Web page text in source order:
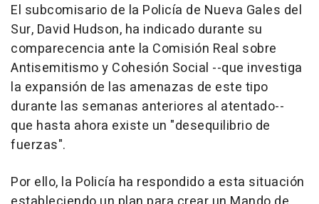
El subcomisario de la Policía de Nueva Gales del
Sur, David Hudson, ha indicado durante su
comparecencia ante la Comisión Real sobre
Antisemitismo y Cohesión Social --que investiga
la expansión de las amenazas de este tipo
durante las semanas anteriores al atentado--
que hasta ahora existe un "desequilibrio de
fuerzas".
Por ello, la Policía ha respondido a esta situación